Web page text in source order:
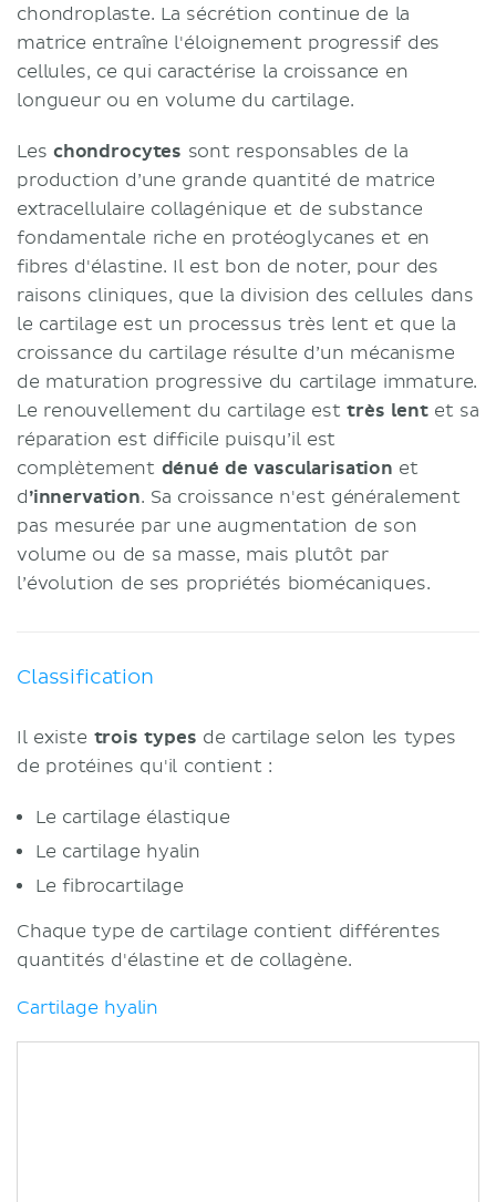
chondroplaste. La sécrétion continue de la
matrice entraîne l'éloignement progressif des
cellules, ce qui caractérise la croissance en
longueur ou en volume du cartilage.
Les chondrocytes sont responsables de la
production d’une grande quantité de matrice
extracellulaire collagénique et de substance
fondamentale riche en protéoglycanes et en
fibres d'élastine. Il est bon de noter, pour des
raisons cliniques, que la division des cellules dans
le cartilage est un processus très lent et que la
croissance du cartilage résulte d’un mécanisme
de maturation progressive du cartilage immature.
Le renouvellement du cartilage esttrès lentet sa
réparation est difficile puisqu’il est
complètement dénué de vascularisation et
d’innervation. Sa croissance n'est généralement
pas mesurée par une augmentation de son
volume ou de sa masse, mais plutôt par
l’évolution de ses propriétés biomécaniques.
Classification
Il existe trois types de cartilage selon les types
de protéines qu'il contient :
Le cartilage élastique
Le cartilage hyalin
Le fibrocartilage
Chaque type de cartilage contient différentes
quantités d'élastine et de collagène.
Cartilage hyalin